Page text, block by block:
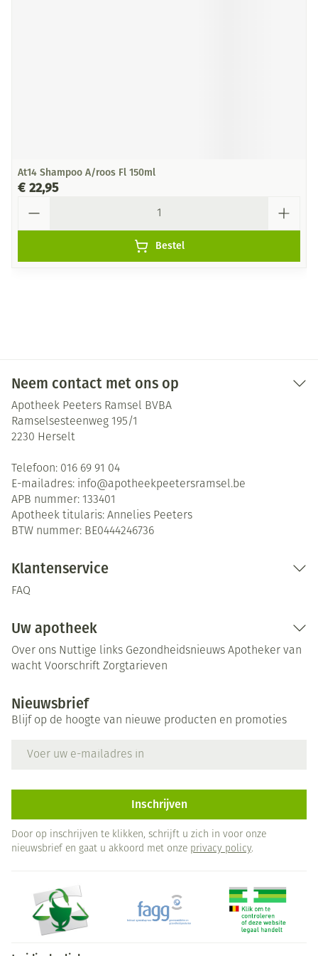
At14 Shampoo A/roos Fl 150ml
€ 22,95
Bestel
Neem contact met ons op
Apotheek Peeters Ramsel BVBA
Ramselsesteenweg 195/1
2230 Herselt
Telefoon: 016 69 91 04
E-mailadres: info@apotheekpeetersramsel.be
APB nummer: 133401
Apotheek titularis: Annelies Peeters
BTW nummer: BE0444246736
Klantenservice
FAQ
Uw apotheek
Over ons Nuttige links Gezondheidsnieuws Apotheker van
wacht Voorschrift Zorgtarieven
Nieuwsbrief
Blijf op de hoogte van nieuwe producten en promoties
Inschrijven
Door op inschrijven te klikken, schrijft u zich in voor onze
nieuwsbrief en gaat u akkoord met onze privacy policy.